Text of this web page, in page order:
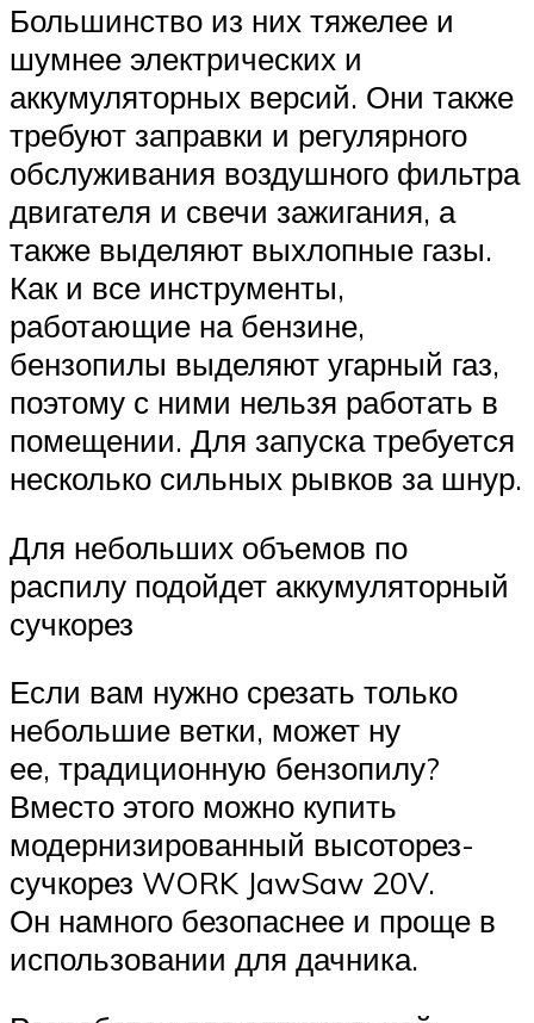
Большинство из них тяжелее и
шумнее электрических и
аккумуляторных версий. Они также
требуют заправки и регулярного
обслуживания воздушного фильтра
двигателя и свечи зажигания, а
также выделяют выхлопные газы.
Как и все инструменты,
работающие на бензине,
бензопилы выделяют угарный газ,
поэтому с ними нельзя работать в
помещении. Для запуска требуется
несколько сильных рывков за шнур.
Для небольших объемов по
распилу подойдет аккумуляторный
сучкорез
Если вам нужно срезать только
небольшие ветки, может ну
ее, традиционную бензопилу?
Вместо этого можно купить
модернизированный высоторез-
сучкорез WORK JawSaw 20V.
Он намного безопаснее и проще в
использовании для дачника.